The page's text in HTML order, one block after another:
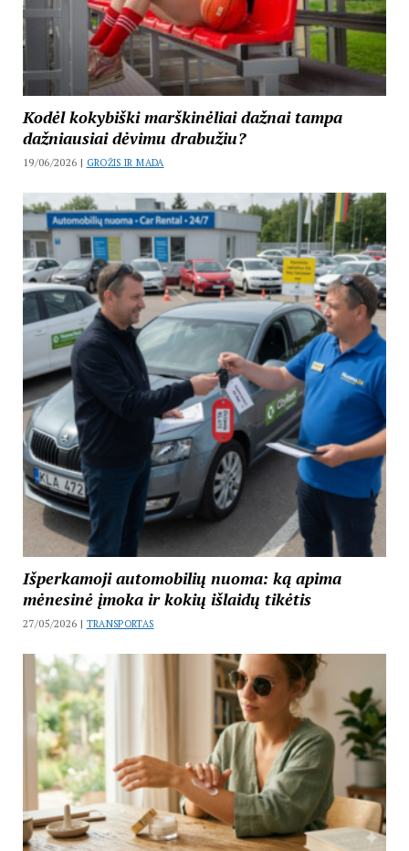
Kodėl kokybiški marškinėliai dažnai tampa
dažniausiai dėvimu drabužiu?
19/06/2026 | GROŽIS IR MADA
Išperkamoji automobilių nuoma: ką apima
mėnesinė įmoka ir kokių išlaidų tikėtis
27/05/2026 | TRANSPORTAS